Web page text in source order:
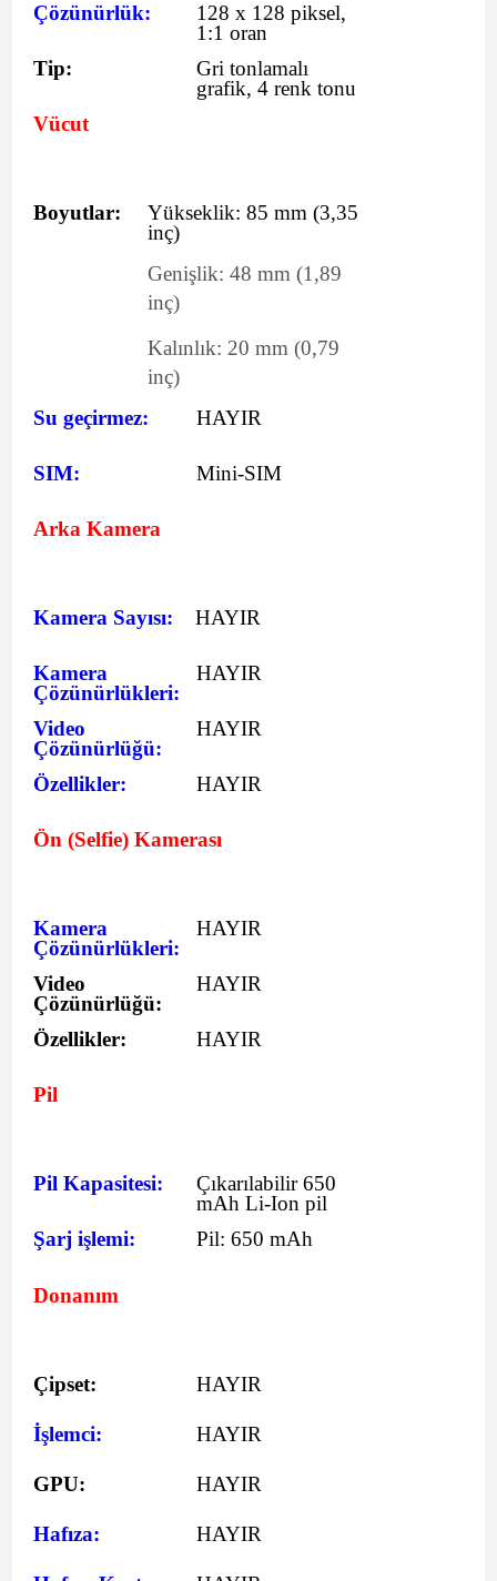
Çözünürlük:
128 x 128 piksel,
1:1 oran
Tip:
Gri tonlamalı
grafik, 4 renk tonu
Vücut
Boyutlar: Yükseklik: 85 mm (3,35
inç)
Genişlik: 48 mm (1,89
inç)
Kalınlık: 20 mm (0,79
inç)
Su geçirmez:
HAYIR
SIM: Mini-SIM
Arka Kamera
Kamera Sayısı: HAYIR
Kamera
Çözünürlükleri:
HAYIR
Video
Çözünürlüğü:
HAYIR
Özellikler: HAYIR
Ön (Selfie) Kamerası
Kamera
Çözünürlükleri:
HAYIR
Video
Çözünürlüğü:
HAYIR
Özellikler: HAYIR
Pil
Pil Kapasitesi:
Çıkarılabilir 650
mAh Li-Ion pil
Şarj işlemi:
Pil: 650 mAh
Donanım
Çipset: HAYIR
İşlemci: HAYIR
GPU: HAYIR
Hafıza: HAYIR